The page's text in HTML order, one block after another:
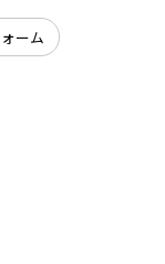
ーム